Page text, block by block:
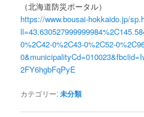
（北海道防災ポータル）
https://www.bousai-hokkaido.jp/
0%2C42-0%2C43-0%2C52-
2FY6hgbFqPyE
カテゴリー:未分類